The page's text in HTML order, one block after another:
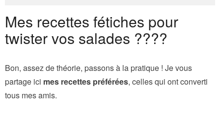
Mes recettes fétiches pour
twister vos salades ????
Bon, assez de théorie, passons à la pratique ! Je vous
partage ici mes recettes préférées, celles qui ont converti
tous mes amis.